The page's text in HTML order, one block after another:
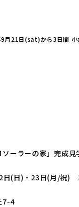
月21日(sat)から3日間 小
ーラーの家」完成
(日)・23日(月/祝)
7-4